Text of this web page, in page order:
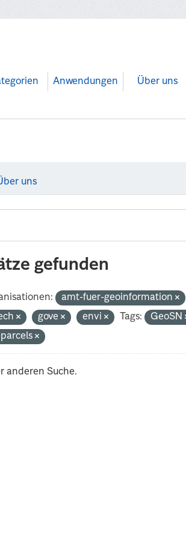
Anwendungen Über uns
uns
gefunden
amt-fuer-geoinformation
gove envi Tags:
GeoSN
anderen Suche.